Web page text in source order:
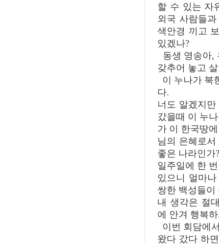
할 수 있는 자
외국 사람들
색안경 끼고
있겠나?
동생 영송아,
갖추어 놓고
이 누나가 북
다.
너도 알겠지
갔을때 이 누
가 이 한국땅
님의 은혜로
좋은 나라인가?
일주일에 한
있으니 얼마
쌍한 백성들이
내 생각은 절
에 안겨 행복
이번 회담에
왔다 갔다 하